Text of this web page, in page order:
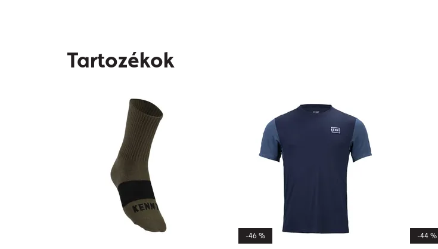
Tartozékok
-46 % -44 %